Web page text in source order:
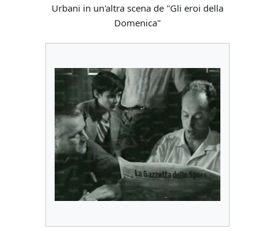
Urbani in un'altra scena de "Gli eroi della
Domenica"